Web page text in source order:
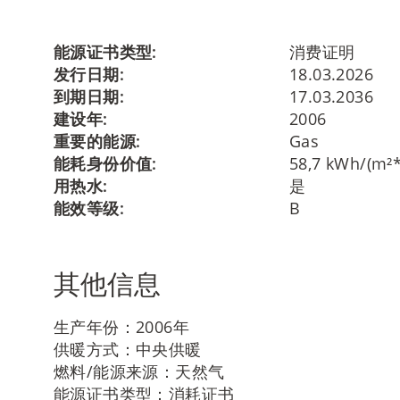
能源证书类型:
消费证明
发行日期:
18.03.2026
到期日期:
17.03.2036
建设年:
2006
重要的能源:
Gas
能耗身份价值:
58,7 kWh/
用热水:
是
能效等级:
B
其他信息
生产年份：2006年
供暖方式：中央供暖
燃料/能源来源：天然气
能源证书类型：消耗证书